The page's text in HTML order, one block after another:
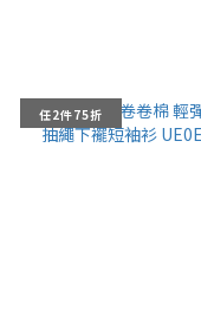
任2件75折